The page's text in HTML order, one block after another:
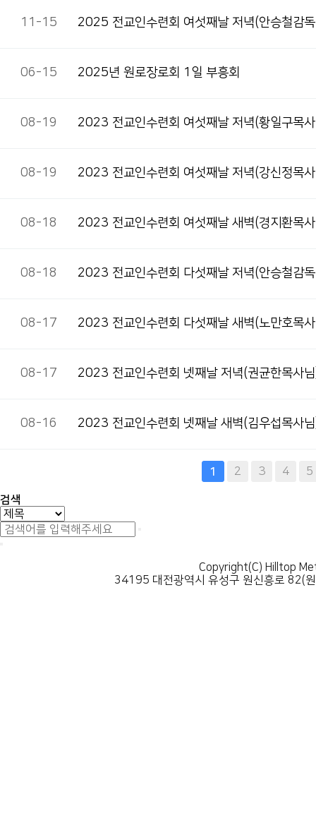
11-15 2025 전교인수련회 여섯째날 저녁(안승철감
06-15 2025년 원로장로회 1일 부흥회
08-19 2023 전교인수련회 여섯째날 저녁(황일구목
08-19 2023 전교인수련회 여섯째날 저녁(강신정목
08-18 2023 전교인수련회 여섯째날 새벽(경지환목
08-18 2023 전교인수련회 다섯째날 저녁(안승철감
08-17 2023 전교인수련회 다섯째날 새벽(노만호목
08-17 2023 전교인수련회 넷째날 저녁(권균한목사
08-16 2023 전교인수련회 넷째날 새벽(김우섭목사
1 2 3 4 5
검색
Copyright(C) Hilltop
34195 대전광역시 유성구 원신흥로